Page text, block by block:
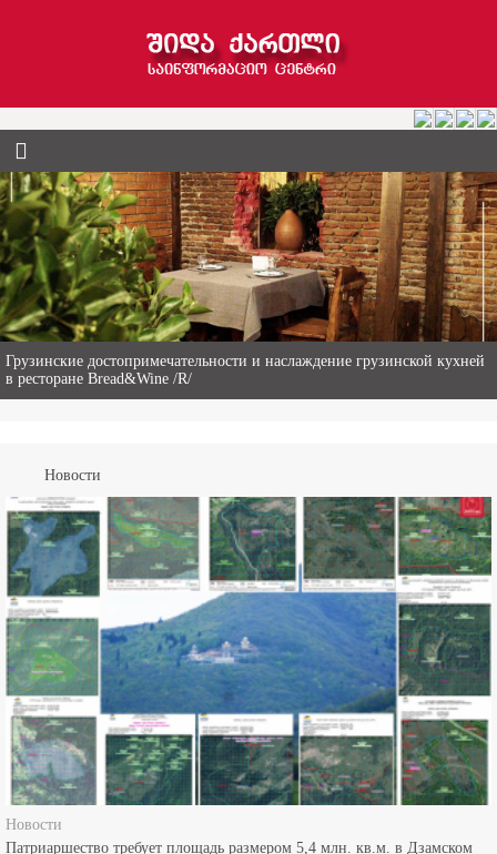
Гиви Абалаки – 86-летний фермер из Горийского муниципалитета
Новости
Патриаршество требует площадь размером 5,4 млн. кв.м. в Дзамском
ущелье